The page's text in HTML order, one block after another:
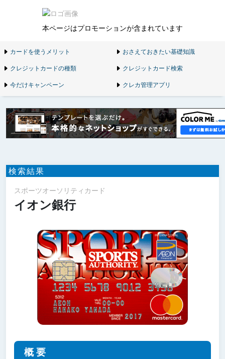
本ページはプロモーションが含まれています
カードを使うメリット
おさえておきたい基礎知識
クレジットカードの種類
クレジットカード検索
今だけキャンペーン
クレカ管理アプリ
検索結果
スポーツオーソリティカード
イオン銀行
概要